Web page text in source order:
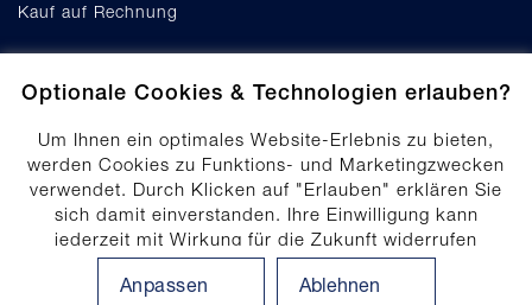
Optionale Cookies & Technologien erlauben?
Um Ihnen ein optimales Website-Erlebnis zu bieten,
werden Cookies zu Funktions- und Marketingzwecken
verwendet. Durch Klicken auf "Erlauben" erklären Sie
sich damit einverstanden. Ihre Einwilligung kann
jederzeit mit Wirkung für die Zukunft widerrufen
werden. Ihre Einwilligungs-Einstellungen können durch
Klicken auf "Anpassen" angepasst werden. Weitere
Anpassen Ablehnen
Kauf auf Rechnung
Cookie-Einstellungen
Datenschutz
Produktsicherheit
Erklärung zur Barrierefreiheit